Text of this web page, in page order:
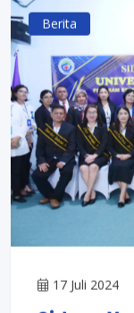
Berita
17 Juli 2024